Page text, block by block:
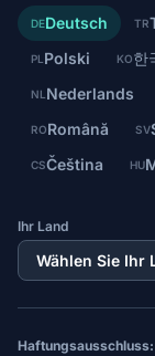
DEDeutsch TR
PL Polski KO한
NL Nederlands
RORomână SV
CSČeština HU
Ihr Land
Haftungsausschluss: